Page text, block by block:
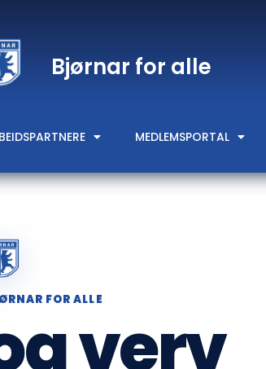
Bjørnar for alle
MEDLEMSPORTAL
FOR ALLE
verv